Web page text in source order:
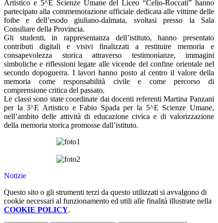
Artistico e 5^E Scienze Umane del Liceo “Celio-Roccati” hanno
partecipato alla commemorazione ufficiale dedicata alle vittime delle
foibe e dell’esodo giuliano-dalmata, svoltasi presso la Sala
Consiliare della Provincia.
Gli studenti, in rappresentanza dell’istituto, hanno presentato
contributi digitali e visivi finalizzati a restituire memoria e
consapevolezza storica attraverso testimonianze, immagini
simboliche e riflessioni legate alle vicende del confine orientale nel
secondo dopoguerra. I lavori hanno posto al centro il valore della
memoria come responsabilità civile e come percorso di
comprensione critica del passato.
Le classi sono state coordinate dai docenti referenti Martina Panzani
per la 3^E Artistico e Fabio Spada per la 5^E Scienze Umane,
nell’ambito delle attività di educazione civica e di valorizzazione
della memoria storica promosse dall’istituto.
Notizie
Questo sito o gli strumenti terzi da questo utilizzati si avvalgono di
cookie necessari al funzionamento ed utili alle finalità illustrate nella
COOKIE POLICY.